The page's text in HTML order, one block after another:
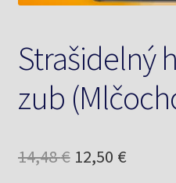
Strašidelný
zub
14,48€ Pôvodná
12,50 €